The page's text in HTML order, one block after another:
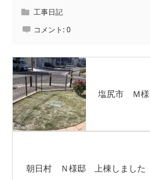
工事日記
コメント:0
塩尻市 Ｍ
朝日村 Ｎ様邸 上棟しました